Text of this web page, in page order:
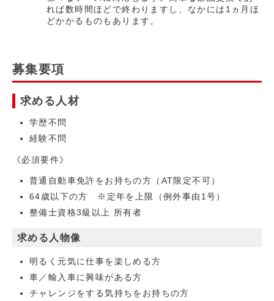
れば数時間ほどで終わりますし、なかには1ヵ月ほ
どかかるものもあります。
募集要項
求める人材
学歴不問
経験不問
《必須要件》
普通自動車免許をお持ちの方（AT限定不可）
64歳以下の方 ※定年を上限（例外事由1号）
整備士資格3級以上 所有者
求める人物像
明るく元気に仕事を楽しめる方
車／輸入車に興味がある方
チャレンジをする気持ちをお持ちの方